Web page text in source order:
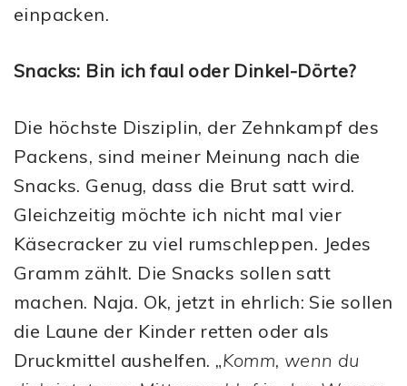
einpacken.
Snacks: Bin ich faul oder Dinkel-Dörte?
Die höchste Disziplin, der Zehnkampf des
Packens, sind meiner Meinung nach die
Snacks. Genug, dass die Brut satt wird.
Gleichzeitig möchte ich nicht mal vier
Käsecracker zu viel rumschleppen. Jedes
Gramm zählt. Die Snacks sollen satt
machen. Naja. Ok, jetzt in ehrlich: Sie sollen
die Laune der Kinder retten oder als
Druckmittel aushelfen. „Komm, wenn du